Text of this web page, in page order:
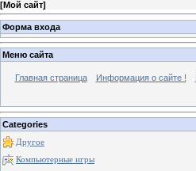
[Мой сайт]
Форма входа
Меню сайта
Главная страница Информация о сайте !
Categories
Другое
Компьютерные игры